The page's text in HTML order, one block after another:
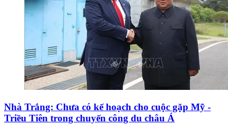
Nhà Trắng: Chưa có kế hoạch cho cuộc gặp Mỹ -
Triều Tiên trong chuyến công du châu Á